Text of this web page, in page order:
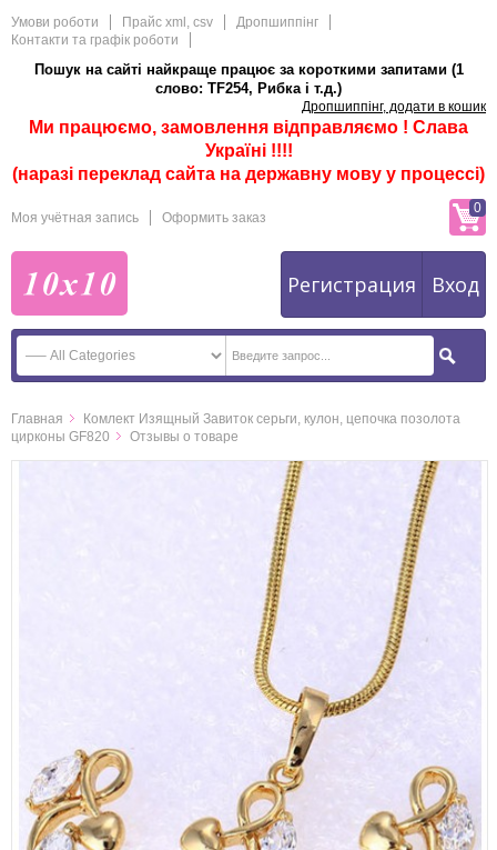
Умови роботи Прайс xml, csv
Дропшиппінг
Контакти та графік роботи
Пошук на сайті найкраще працює за короткими запитами (1
слово: TF254, Рибка і т.д.)
Дропшиппінг, додати в кошик
Ми працюємо, замовлення відправляємо ! Слава
Україні !!!!
(наразі переклад сайта на державну мову у процессі)
Моя учётная запись Оформить заказ
Регистрация Вход
0
Главная
Комлект Изящный Завиток серьги, кулон, цепочка позолота
цирконы GF820
Отзывы о товаре